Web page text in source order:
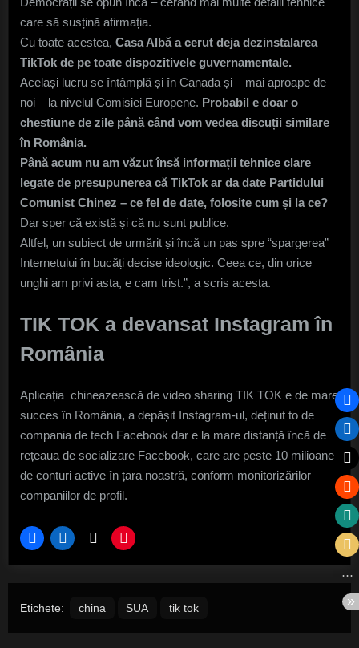
care să susțină afirmația.
Cu toate acestea, Casa Albă a cerut deja dezinstalarea
TikTok de pe toate dispozitivele guvernamentale.
Același lucru se întâmplă și în Canada și – mai aproape de
noi – la nivelul Comisiei Europene. Probabil e doar o
chestiune de zile până când vom vedea discuții similare
în România.
Până acum nu am văzut însă informații tehnice clare
legate de presupunerea că TikTok ar da date Partidului
Comunist Chinez – ce fel de date, folosite cum și la ce?
Dar sper că există și că nu sunt publice.
Altfel, un subiect de urmărit și încă un pas spre “spargerea”
Internetului în bucăți decise ideologic. Ceea ce, din orice
unghi am privi asta, e cam trist.”, a scris acesta.
TIK TOK a devansat Instagram în
România
Aplicația chineazească de video sharing TIK TOK e de mare
succes în România, a depășit Instagram-ul, deținut to de
compania de tech Facebook dar e la mare distanță încă de
rețeaua de socializare Facebook, care are peste 10 milioane
de conturi active în țara noastră, conform monitorizărilor
companiilor de profil.
Etichete: china SUA tik tok